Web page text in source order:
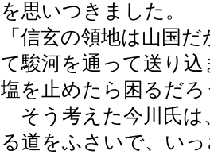
を思いつきました。
「信玄の領地は山国
て駿河を通って送り
塩を止めたら困るだ
そう考えた今川氏は
る道をふさいで、い